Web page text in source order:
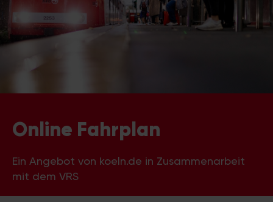
Online Fahrplan
Ein Angebot von koeln.de in Zusammenarbeit
mit dem VRS